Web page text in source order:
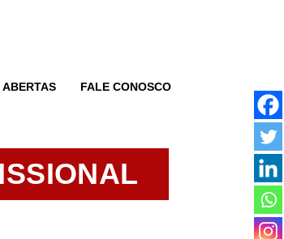
ABERTAS FALE CONOSCO